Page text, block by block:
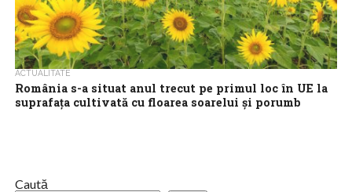
ACTUALITATE
România s-a situat anul trecut pe primul loc în UE la
suprafaţa cultivată cu floarea soarelui şi porumb
Caută